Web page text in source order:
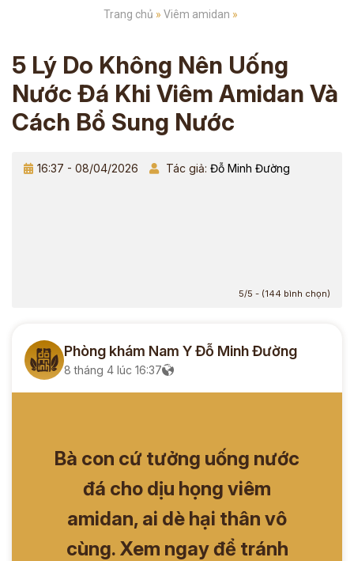
Trang chủ » Viêm amidan »
5 Lý Do Không Nên Uống
Nước Đá Khi Viêm Amidan Và
Cách Bổ Sung Nước
16:37 - 08/04/2026 Tác giả: Đỗ Minh Đường
5/5 - (144 bình chọn)
Phòng khám Nam Y Đỗ Minh Đường
8 tháng 4 lúc 16:37
Bà con cứ tưởng uống nước
đá cho dịu họng viêm
amidan, ai dè hại thân vô
cùng. Xem ngay để tránh